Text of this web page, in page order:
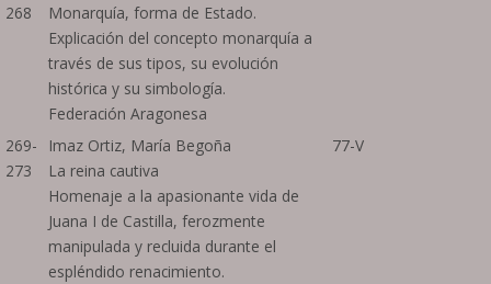
268
Monarquía, forma de Estado.
Explicación del concepto monarquía a
través de sus tipos, su evolución
histórica y su simbología.
Federación Aragonesa
269-
273
Imaz Ortiz, María Begoña
La reina cautiva
Homenaje a la apasionante vida de
Juana I de Castilla, ferozmente
manipulada y recluida durante el
espléndido renacimiento.
77-V